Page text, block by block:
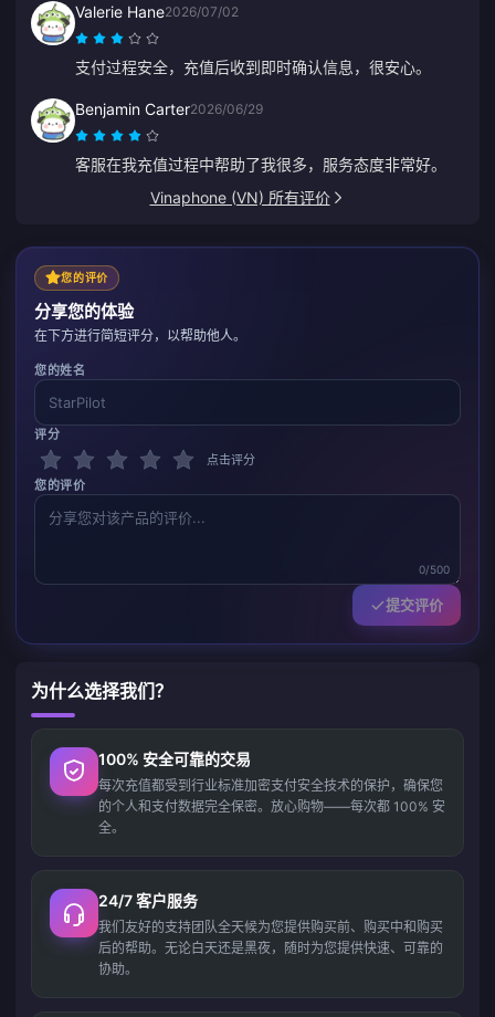
Valerie Hane2026/07/02
支付过程安全，充值后收到即时确认信息，很安心。
Benjamin Carter2026/06/29
客服在我充值过程中帮助了我很多，服务态度非常好。
Vinaphone (VN) 所有评价
您的评价
分享您的体验
在下方进行简短评分，以帮助他人。
您的姓名
评分
点击评分
您的评价
0/500
提交评价
为什么选择我们？
100% 安全可靠的交易
每次充值都受到行业标准加密支付安全技术的保护，确保您
的个人和支付数据完全保密。放心购物——每次都 100% 安
全。
24/7 客户服务
我们友好的支持团队全天候为您提供购买前、购买中和购买
后的帮助。无论白天还是黑夜，随时为您提供快速、可靠的
协助。